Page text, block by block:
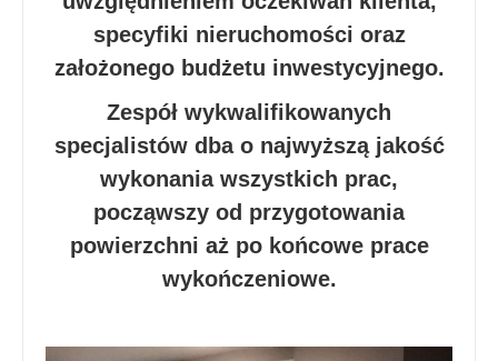
specyfiki nieruchomości oraz
założonego budżetu inwestycyjnego.
Zespół wykwalifikowanych
specjalistów dba o najwyższą jakość
wykonania wszystkich prac,
począwszy od przygotowania
powierzchni aż po końcowe prace
wykończeniowe.